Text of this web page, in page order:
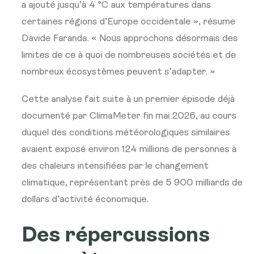
a ajouté jusqu’à 4 °C aux températures dans
certaines régions d’Europe occidentale », résume
Davide Faranda. « Nous approchons désormais des
limites de ce à quoi de nombreuses sociétés et de
nombreux écosystèmes peuvent s’adapter. »
Cette analyse fait suite à un premier épisode déjà
documenté par ClimaMeter fin mai 2026, au cours
duquel des conditions météorologiques similaires
avaient exposé environ 124 millions de personnes à
des chaleurs intensifiées par le changement
climatique, représentant près de 5 900 milliards de
dollars d’activité économique.
Des répercussions